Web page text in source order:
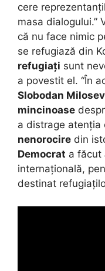
cere
masa dialogului.”
că nu face nimic
se refugiază din
refugiați sunt
a povestit el. “În
Slobodan
mincinoase
a distrage atenția
nenorocire din
Democrat a făcut
internațională,
destinat